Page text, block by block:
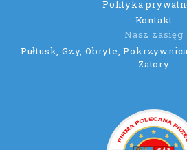
Polityka
Kontakt
Nasz zasięg
Pułtusk, Gzy, Obryte,
Zatory